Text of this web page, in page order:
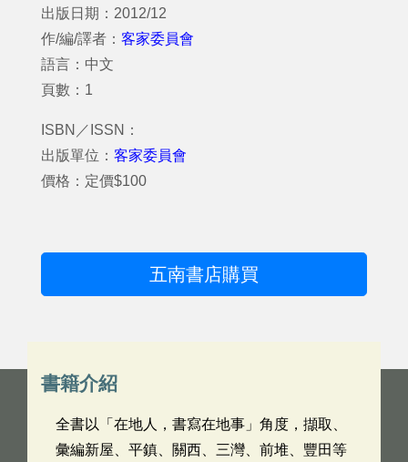
出版日期：2012/12
作/編/譯者： 客家委員會
語言：中文
頁數：1
ISBN／ISSN：
出版單位： 客家委員會
價格：定價$100
五南書店購買
書籍介紹
全書以「在地人，書寫在地事」角度，擷取、
彙編新屋、平鎮、關西、三灣、前堆、豐田等